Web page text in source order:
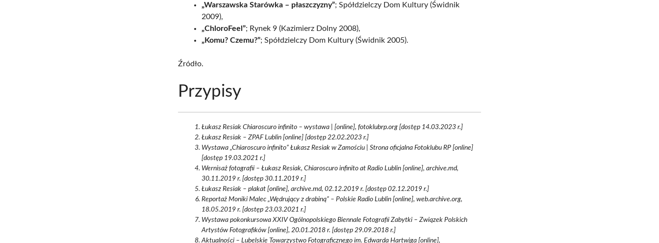
„Warszawska Starówka – płaszczyzny”; Spółdzielczy Dom Kultury (Świdnik
2009),
„ChloroFeel”; Rynek 9 (Kazimierz Dolny 2008),
„Komu? Czemu?”; Spółdzielczy Dom Kultury (Świdnik 2005).
Źródło.
Przypisy
Łukasz Resiak Chiaroscuro infinito – wystawa | [online], fotoklubrp.org [dostęp 14.03.2023 r.]
Łukasz Resiak – ZPAF Lublin [online] [dostęp 22.02.2023 r.]
Wystawa „Chiaroscuro infinito” Łukasz Resiak w Zamościu | Strona oficjalna Fotoklubu RP [online]
[dostęp 19.03.2021 r.]
Wernisaż fotografii – Łukasz Resiak, Chiaroscuro infinito at Radio Lublin [online], archive.md,
30.11.2019 r. [dostęp 30.11.2019 r.]
Łukasz Resiak – plakat [online], archive.md, 02.12.2019 r. [dostęp 02.12.2019 r.]
Reportaż Moniki Malec „Wędrujący z drabiną” – Polskie Radio Lublin [online], web.archive.org,
18.05.2019 r. [dostęp 23.03.2021 r.]
Wystawa pokonkursowa XXIV Ogólnopolskiego Biennale Fotografii Zabytki – Związek Polskich
Artystów Fotografików [online], 20.01.2018 r. [dostęp 29.09.2018 r.]
Aktualności – Lubelskie Towarzystwo Fotograficznego im. Edwarda Hartwiga [online],